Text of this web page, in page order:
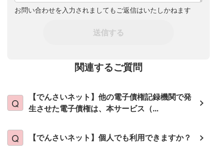
お問い合わせを入力されましてもご返信はいたしかねます
送信する
関連するご質問
【でんさいネット】他の電子債権記録機関で発
生させた電子債権は、本サービス（...
【でんさいネット】個人でも利用できますか？